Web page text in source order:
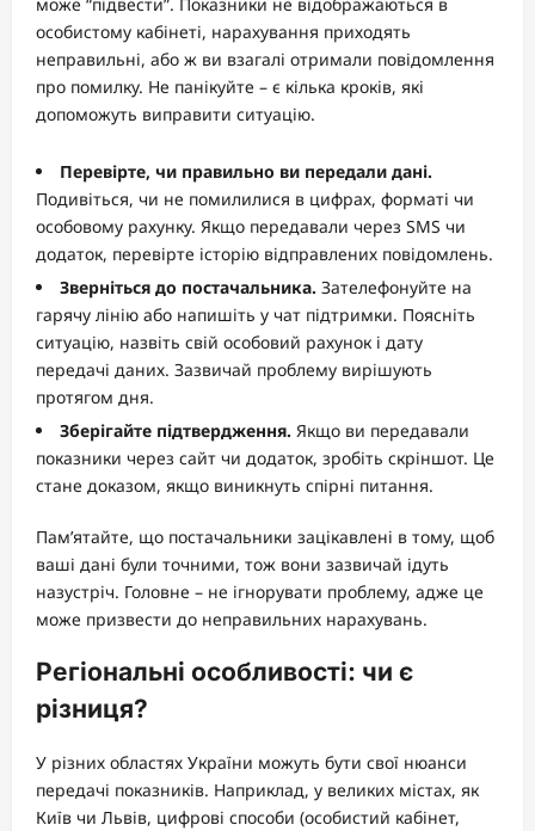
особистому кабінеті, нарахування приходять
неправильні, або ж ви взагалі отримали повідомлення
про помилку. Не панікуйте – є кілька кроків, які
допоможуть виправити ситуацію.
Перевірте, чи правильно ви передали дані.
Подивіться, чи не помилилися в цифрах, форматі чи
особовому рахунку. Якщо передавали через SMS чи
додаток, перевірте історію відправлених повідомлень.
Зверніться до постачальника. Зателефонуйте на
гарячу лінію або напишіть у чат підтримки. Поясніть
ситуацію, назвіть свій особовий рахунок і дату
передачі даних. Зазвичай проблему вирішують
протягом дня.
Зберігайте підтвердження. Якщо ви передавали
показники через сайт чи додаток, зробіть скріншот. Це
стане доказом, якщо виникнуть спірні питання.
Пам’ятайте, що постачальники зацікавлені в тому, щоб
ваші дані були точними, тож вони зазвичай ідуть
назустріч. Головне – не ігнорувати проблему, адже це
може призвести до неправильних нарахувань.
Регіональні особливості: чи є
різниця?
У різних областях України можуть бути свої нюанси
передачі показників. Наприклад, у великих містах, як
Київ чи Львів, цифрові способи (особистий кабінет,